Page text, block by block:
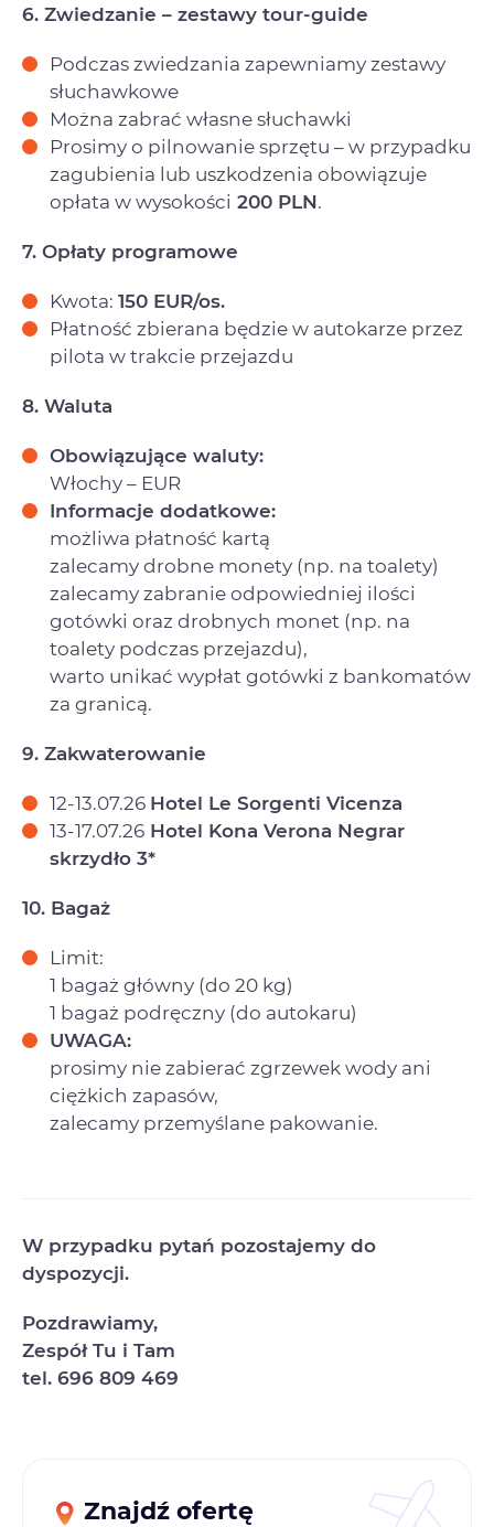
6. Zwiedzanie – zestawy tour-guide
Podczas zwiedzania zapewniamy zestawy
słuchawkowe
Można zabrać własne słuchawki
Prosimy o pilnowanie sprzętu – w przypadku
zagubienia lub uszkodzenia obowiązuje
opłata w wysokości 200 PLN.
7. Opłaty programowe
Kwota: 150 EUR/os.
Płatność zbierana będzie w autokarze przez
pilota w trakcie przejazdu
8. Waluta
Obowiązujące waluty:
Włochy – EUR
Informacje dodatkowe:
możliwa płatność kartą
zalecamy drobne monety (np. na toalety)
zalecamy zabranie odpowiedniej ilości
gotówki oraz drobnych monet (np. na
toalety podczas przejazdu),
warto unikać wypłat gotówki z bankomatów
za granicą.
9. Zakwaterowanie
12-13.07.26 Hotel Le Sorgenti Vicenza
13-17.07.26 Hotel Kona Verona Negrar
skrzydło 3*
10. Bagaż
Limit:
1 bagaż główny (do 20 kg)
1 bagaż podręczny (do autokaru)
UWAGA:
prosimy nie zabierać zgrzewek wody ani
ciężkich zapasów,
zalecamy przemyślane pakowanie.
W przypadku pytań pozostajemy do
dyspozycji.
Pozdrawiamy,
Zespół Tu i Tam
tel. 696 809 469
Znajdź ofertę